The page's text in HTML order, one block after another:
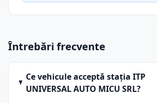
Întrebări frecvente
Ce vehicule acceptă stația ITP
UNIVERSAL AUTO MICU SRL?